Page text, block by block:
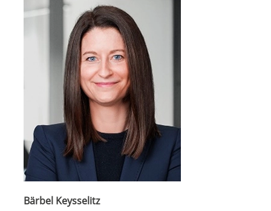
Bärbel Keysselitz